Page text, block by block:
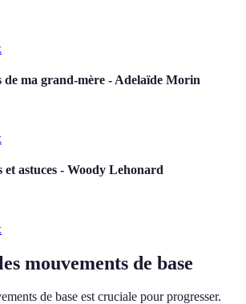
de ma grand-mère - Adelaïde Morin
astuces - Woody Lehonard
mouvements de base
de base est cruciale pour progresser.